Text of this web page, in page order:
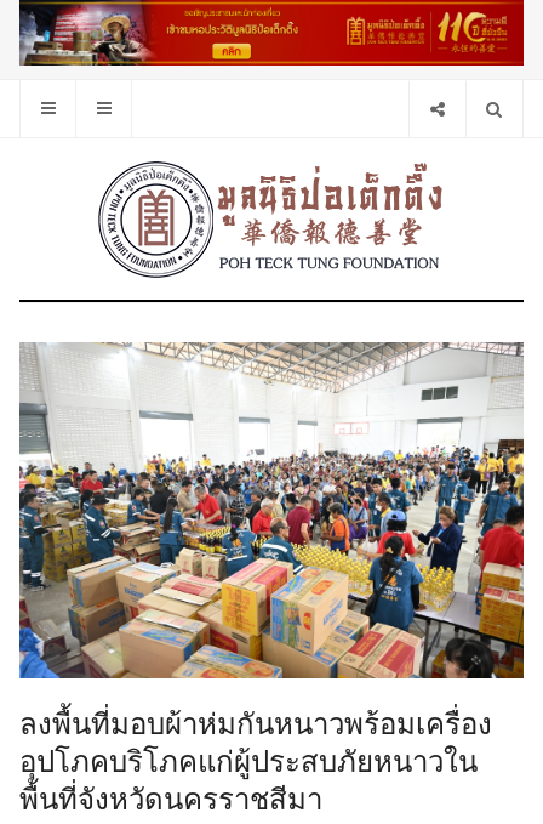
ลงพื้นที่มอบผ้าห่มกันหนาวพร้อมเครื่อง
อุปโภคบริโภคแก่ผู้ประสบภัยหนาวใน
พื้นที่จังหวัดนครราชสีมา